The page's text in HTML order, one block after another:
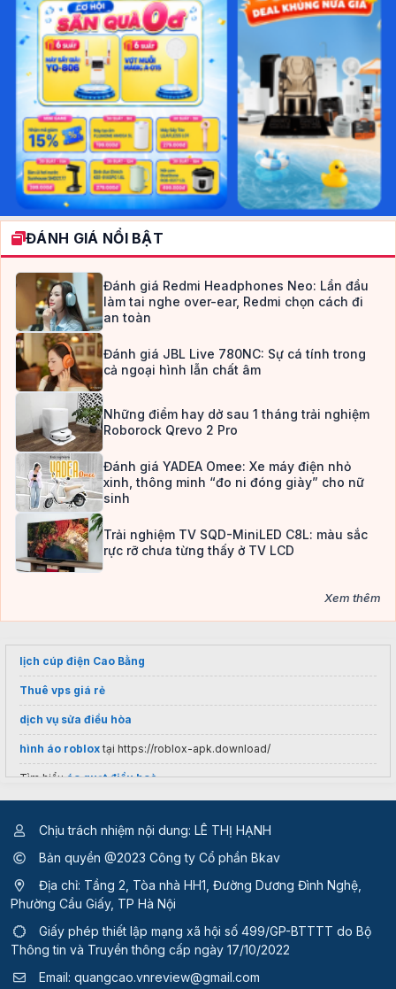
ĐÁNH GIÁ NỔI BẬT
Đánh giá Redmi Headphones Neo: Lần đầu
làm tai nghe over-ear, Redmi chọn cách đi
an toàn
Đánh giá JBL Live 780NC: Sự cá tính trong
cả ngoại hình lẫn chất âm
Những điểm hay dở sau 1 tháng trải nghiệm
Roborock Qrevo 2 Pro
Đánh giá YADEA Omee: Xe máy điện nhỏ
xinh, thông minh “đo ni đóng giày” cho nữ
sinh
Trải nghiệm TV SQD-MiniLED C8L: màu sắc
rực rỡ chưa từng thấy ở TV LCD
Xem thêm
lịch cúp điện Cao Bằng
Thuê vps giá rẻ
dịch vụ sửa điều hòa
hình áo roblox tại https://roblox-apk.download/
Tìm hiểuáo quạt điều hoà
Chịu trách nhiệm nội dung: LÊ THỊ HẠNH
Bản quyền @2023 Công ty Cổ phần Bkav
Địa chỉ: Tầng 2, Tòa nhà HH1, Đường Dương Đình Nghệ,
Phường Cầu Giấy, TP Hà Nội
Giấy phép thiết lập mạng xã hội số 499/GP-BTTTT do Bộ
Thông tin và Truyền thông cấp ngày 17/10/2022
Email: quangcao.vnreview@gmail.com